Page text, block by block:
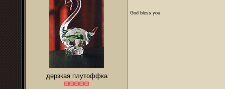
дерзкая плутоффка
God bless you